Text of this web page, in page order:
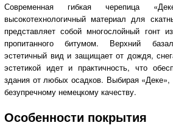
Современная гибкая черепица
высокотехнологичный материал для
представляет собой многослойный гонт
пропитанного битумом. Верхний
эстетичный вид и защищает от дождя,
эстетикой идет и практичность, что
здания от любых осадков. Выбирая «Деке»,
безупречному немецкому качеству.
Особенности покрытия